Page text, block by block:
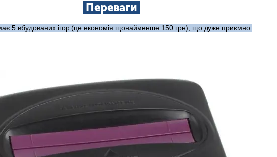
Переваги
5 вбудованих ігор (це економія щонайменше 150 грн), що дуже приємно.